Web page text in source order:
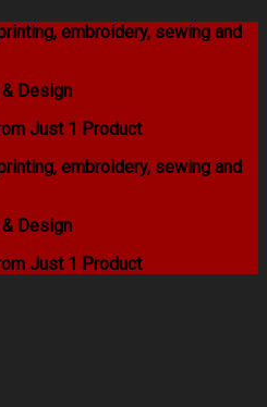
embroidery, sewing and
Design
Just 1 Product
embroidery, sewing and
Design
Just 1 Product